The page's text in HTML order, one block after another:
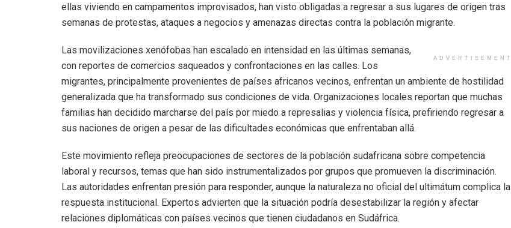
ellas viviendo en campamentos improvisados, han visto obligadas a regresar a sus lugares de origen tras
semanas de protestas, ataques a negocios y amenazas directas contra la población migrante.
ADVERTISEMENT
Las movilizaciones xenófobas han escalado en intensidad en las últimas semanas,
con reportes de comercios saqueados y confrontaciones en las calles. Los
migrantes, principalmente provenientes de países africanos vecinos, enfrentan un ambiente de hostilidad
generalizada que ha transformado sus condiciones de vida. Organizaciones locales reportan que muchas
familias han decidido marcharse del país por miedo a represalias y violencia física, prefiriendo regresar a
sus naciones de origen a pesar de las dificultades económicas que enfrentaban allá.
Este movimiento refleja preocupaciones de sectores de la población sudafricana sobre competencia
laboral y recursos, temas que han sido instrumentalizados por grupos que promueven la discriminación.
Las autoridades enfrentan presión para responder, aunque la naturaleza no oficial del ultimátum complica la
respuesta institucional. Expertos advierten que la situación podría desestabilizar la región y afectar
relaciones diplomáticas con países vecinos que tienen ciudadanos en Sudáfrica.